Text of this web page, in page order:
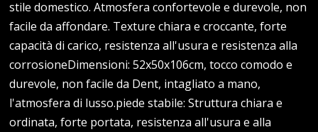
stile domestico. Atmosfera confortevole e durevole, non
facile da affondare. Texture chiara e croccante, forte
capacità di carico, resistenza all'usura e resistenza alla
corrosioneDimensioni: 52x50x106cm, tocco comodo e
durevole, non facile da Dent, intagliato a mano,
l'atmosfera di lusso.piede stabile: Struttura chiara e
ordinata, forte portata, resistenza all'usura e alla